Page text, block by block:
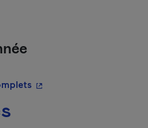
- Cet hyperlien s'ouvrira